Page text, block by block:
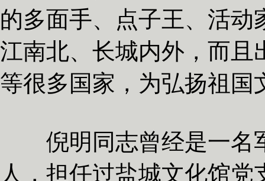
的多面手、点子王、活
江南北、长城内外，而且
等很多国家，为弘扬祖国
倪明同志曾经是一名
人，担任过盐城文化馆